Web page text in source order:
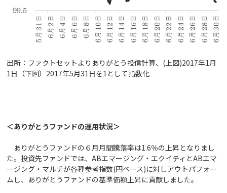
出所：ファクトセットよりありがとう投信計算、(上図)2017年1月
1日（下図）2017年5月31日を1として指数化
＜ありがとうファンドの運用状況＞
ありがとうファンドの６月月間騰落率は1.6％の上昇となりまし
た。投資先ファンドでは、ABエマージング・エクイティとABエマ
ージング・マルチが各種参考指数(円ベース)に対しアウトパフォー
ムし、ありがとうファンドの基準価額上昇に貢献しました。